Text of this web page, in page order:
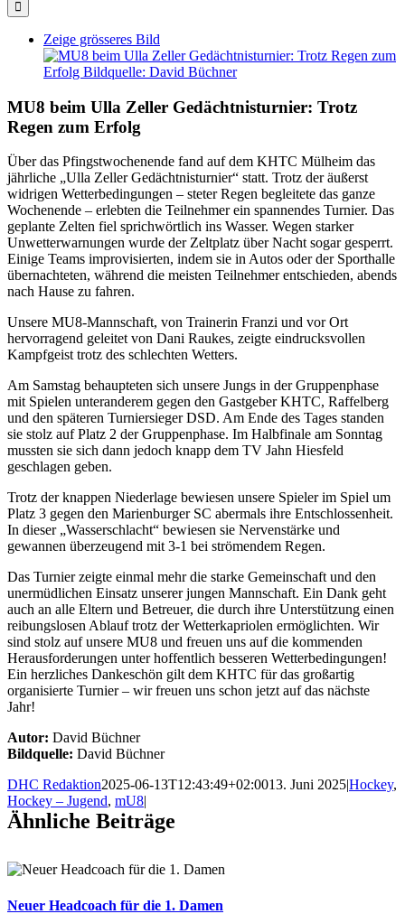
Zeige grösseres Bild
MU8 beim Ulla Zeller Gedächtnisturnier: Trotz
Regen zum Erfolg
Über das Pfingstwochenende fand auf dem KHTC Mülheim das
jährliche „Ulla Zeller Gedächtnisturnier“ statt. Trotz der äußerst
widrigen Wetterbedingungen – steter Regen begleitete das ganze
Wochenende – erlebten die Teilnehmer ein spannendes Turnier. Das
geplante Zelten fiel sprichwörtlich ins Wasser. Wegen starker
Unwetterwarnungen wurde der Zeltplatz über Nacht sogar gesperrt.
Einige Teams improvisierten, indem sie in Autos oder der Sporthalle
übernachteten, während die meisten Teilnehmer entschieden, abends
nach Hause zu fahren.
Unsere MU8-Mannschaft, von Trainerin Franzi und vor Ort
hervorragend geleitet von Dani Raukes, zeigte eindrucksvollen
Kampfgeist trotz des schlechten Wetters.
Am Samstag behaupteten sich unsere Jungs in der Gruppenphase
mit Spielen unteranderem gegen den Gastgeber KHTC, Raffelberg
und den späteren Turniersieger DSD. Am Ende des Tages standen
sie stolz auf Platz 2 der Gruppenphase. Im Halbfinale am Sonntag
mussten sie sich dann jedoch knapp dem TV Jahn Hiesfeld
geschlagen geben.
Trotz der knappen Niederlage bewiesen unsere Spieler im Spiel um
Platz 3 gegen den Marienburger SC abermals ihre Entschlossenheit.
In dieser „Wasserschlacht“ bewiesen sie Nervenstärke und
gewannen überzeugend mit 3-1 bei strömendem Regen.
Das Turnier zeigte einmal mehr die starke Gemeinschaft und den
unermüdlichen Einsatz unserer jungen Mannschaft. Ein Dank geht
auch an alle Eltern und Betreuer, die durch ihre Unterstützung einen
reibungslosen Ablauf trotz der Wetterkapriolen ermöglichten. Wir
sind stolz auf unsere MU8 und freuen uns auf die kommenden
Herausforderungen unter hoffentlich besseren Wetterbedingungen!
Ein herzliches Dankeschön gilt dem KHTC für das großartig
organisierte Turnier – wir freuen uns schon jetzt auf das nächste
Jahr!
Autor: David Büchner
Bildquelle: David Büchner
DHC Redaktion2025-06-13T12:43:49+02:0013. Juni 2025|Hockey,
Hockey – Jugend, mU8|
Ähnliche Beiträge
Neuer Headcoach für die 1. Damen